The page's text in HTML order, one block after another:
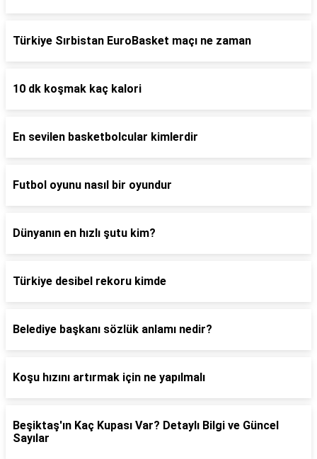
Türkiye Sırbistan EuroBasket maçı ne zaman
10 dk koşmak kaç kalori
En sevilen basketbolcular kimlerdir
Futbol oyunu nasıl bir oyundur
Dünyanın en hızlı şutu kim?
Türkiye desibel rekoru kimde
Belediye başkanı sözlük anlamı nedir?
Koşu hızını artırmak için ne yapılmalı
Beşiktaş'ın Kaç Kupası Var? Detaylı Bilgi ve Güncel
Sayılar